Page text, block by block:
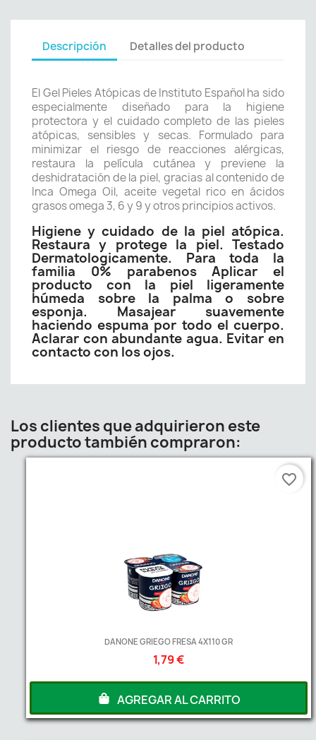
Descripción Detalles del producto
El Gel Pieles Atópicas de Instituto Español ha sido
especialmente diseñado para la higiene
protectora y el cuidado completo de las pieles
atópicas, sensibles y secas. Formulado para
minimizar el riesgo de reacciones alérgicas,
restaura la película cutánea y previene la
deshidratación de la piel, gracias al contenido de
Inca Omega Oil, aceite vegetal rico en ácidos
grasos omega 3, 6 y 9 y otros principios activos.
Higiene y cuidado de la piel atópica.
Restaura y protege la piel. Testado
Dermatologicamente. Para toda la
familia 0% parabenos Aplicar el
producto con la piel ligeramente
húmeda sobre la palma o sobre
esponja. Masajear suavemente
haciendo espuma por todo el cuerpo.
Aclarar con abundante agua. Evitar en
contacto con los ojos.
Los clientes que adquirieron este
producto también compraron:
DANONE GRIEGO FRESA 4X110 GR
1,79 €
AGREGAR AL CARRITO
favorite_border